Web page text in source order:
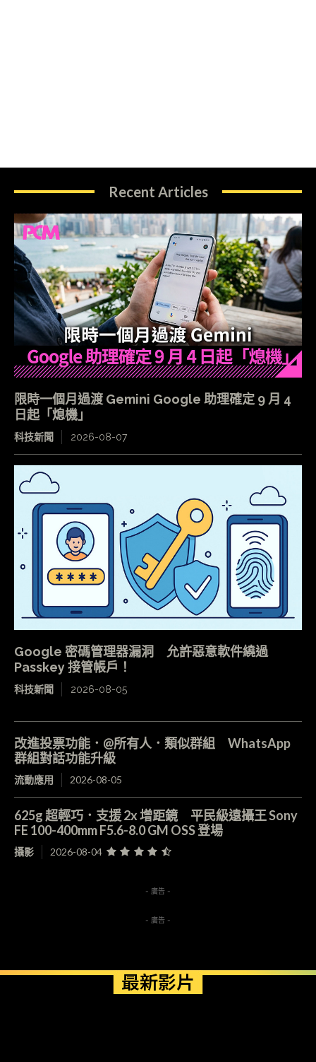
Recent Articles
限時一個月過渡 Gemini Google 助理確定 9 月 4
日起「熄機」
科技新聞 2026-08-07
Google 密碼管理器漏洞 允許惡意軟件繞過
Passkey 接管帳戶！
科技新聞 2026-08-05
改進投票功能．@所有人．類似群組 WhatsApp
群組對話功能升級
流動應用 2026-08-05
625g 超輕巧．支援 2x 增距鏡 平民級遠攝王 Sony
FE 100-400mm F5.6-8.0 GM OSS 登場
攝影 2026-08-04
- 廣告 -
- 廣告 -
最新影片